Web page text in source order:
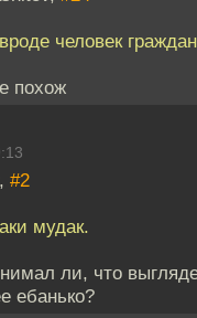
человек
похож
#2
мудак.
ли, что
ебанько?